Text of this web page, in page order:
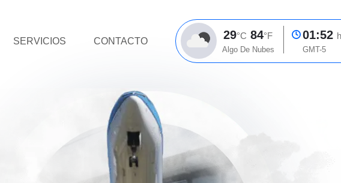
SERVICIOS CONTACTO 29°C 84°F
Algo De Nubes
01:52
GMT-5